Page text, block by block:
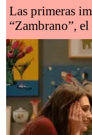
Las primeras
“Zambrano”,